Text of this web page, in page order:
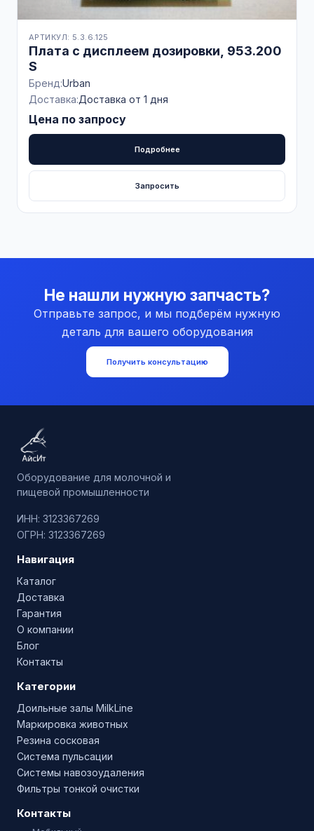
АРТИКУЛ: 5.3.6.125
Плата с дисплеем дозировки, 953.200
S
Бренд:Urban
Доставка:Доставка от 1 дня
Цена по запросу
Подробнее
Запросить
Не нашли нужную запчасть?
Отправьте запрос, и мы подберём нужную
деталь для вашего оборудования
Получить консультацию
Оборудование для молочной и
пищевой промышленности
ИНН: 3123367269
ОГРН: 3123367269
Навигация
Каталог
Доставка
Гарантия
О компании
Блог
Контакты
Категории
Доильные залы MilkLine
Маркировка животных
Резина сосковая
Система пульсации
Системы навозоудаления
Фильтры тонкой очистки
Контакты